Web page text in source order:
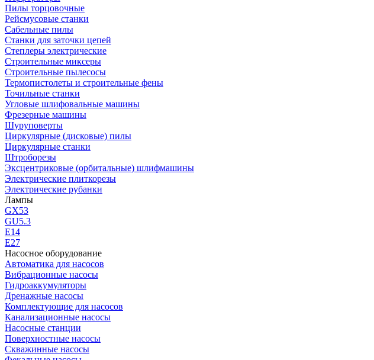
Пилы торцовочные
Рейсмусовые станки
Сабельные пилы
Станки для заточки цепей
Степлеры электрические
Строительные миксеры
Строительные пылесосы
Термопистолеты и строительные фены
Точильные станки
Угловые шлифовальные машины
Фрезерные машины
Шуруповерты
Циркулярные (дисковые) пилы
Циркулярные станки
Штроборезы
Эксцентриковые (орбитальные) шлифмашины
Электрические плиткорезы
Электрические рубанки
Лампы
GX53
GU5.3
Е14
Е27
Насосное оборудование
Автоматика для насосов
Вибрационные насосы
Гидроаккумуляторы
Дренажные насосы
Комплектующие для насосов
Канализационные насосы
Насосные станции
Поверхностные насосы
Скважинные насосы